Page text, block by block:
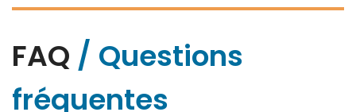
FAQ / Questions
fréquentes